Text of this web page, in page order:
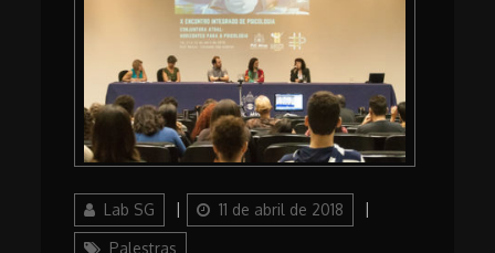
AuthorLab SG
Posted
on
11 de abril de 2018
Palestras